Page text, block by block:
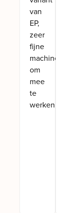
van
EP,
zeer
fijne
machine
om
mee
te
werken!”